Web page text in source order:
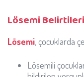
Lösemi Belirtileri
Lösemi , çocuklarda
Lösemili